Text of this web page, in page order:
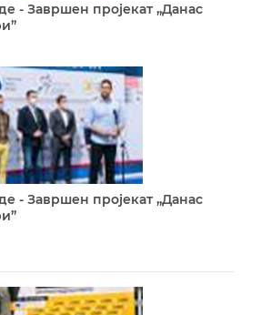
- Завршен пројекат „Данас
- Завршен пројекат „Данас